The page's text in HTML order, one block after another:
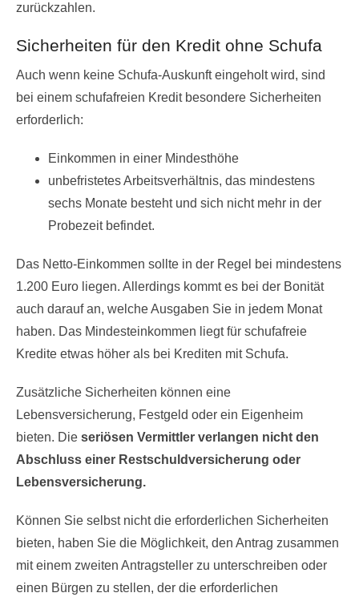
zurückzahlen.
Sicherheiten für den Kredit ohne Schufa
Auch wenn keine Schufa-Auskunft eingeholt wird, sind
bei einem schufafreien Kredit besondere Sicherheiten
erforderlich:
Einkommen in einer Mindesthöhe
unbefristetes Arbeitsverhältnis, das mindestens
sechs Monate besteht und sich nicht mehr in der
Probezeit befindet.
Das Netto-Einkommen sollte in der Regel bei mindestens
1.200 Euro liegen. Allerdings kommt es bei der Bonität
auch darauf an, welche Ausgaben Sie in jedem Monat
haben. Das Mindesteinkommen liegt für schufafreie
Kredite etwas höher als bei Krediten mit Schufa.
Zusätzliche Sicherheiten können eine
Lebensversicherung, Festgeld oder ein Eigenheim
bieten. Die seriösen Vermittler verlangen nicht den
Abschluss einer Restschuldversicherung oder
Lebensversicherung.
Können Sie selbst nicht die erforderlichen Sicherheiten
bieten, haben Sie die Möglichkeit, den Antrag zusammen
mit einem zweiten Antragsteller zu unterschreiben oder
einen Bürgen zu stellen, der die erforderlichen